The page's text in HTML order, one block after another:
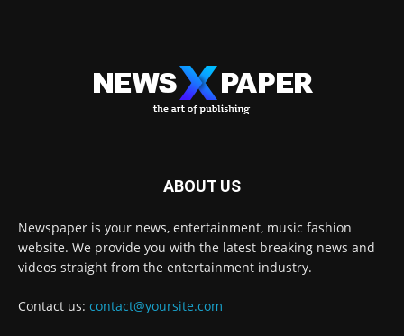
ABOUT US
Newspaper is your news, entertainment, music fashion
website. We provide you with the latest breaking news and
videos straight from the entertainment industry.
Contact us: contact@yoursite.com